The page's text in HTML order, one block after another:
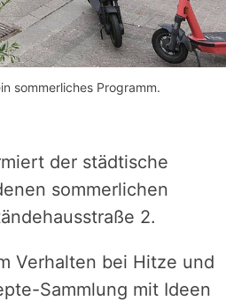
sommerliches Programm.
der städtische
sommerlichen
2.
Verhalten bei Hitze und
Sammlung mit Ideen